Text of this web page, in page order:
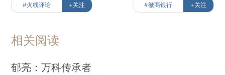
#火线评论 +关注 #徽商银行 +关注
相关阅读
郁亮：万科传承者